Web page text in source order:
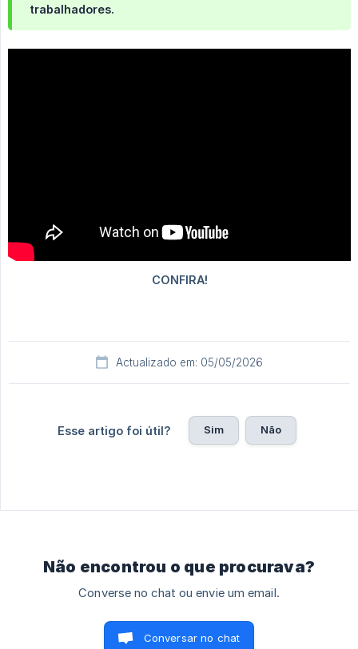
trabalhadores.
Actualizado em: 05/05/2026
Esse artigo foi útil? Sim Não
Não encontrou o que procurava?
Converse no chat ou envie um email.
Conversar no chat